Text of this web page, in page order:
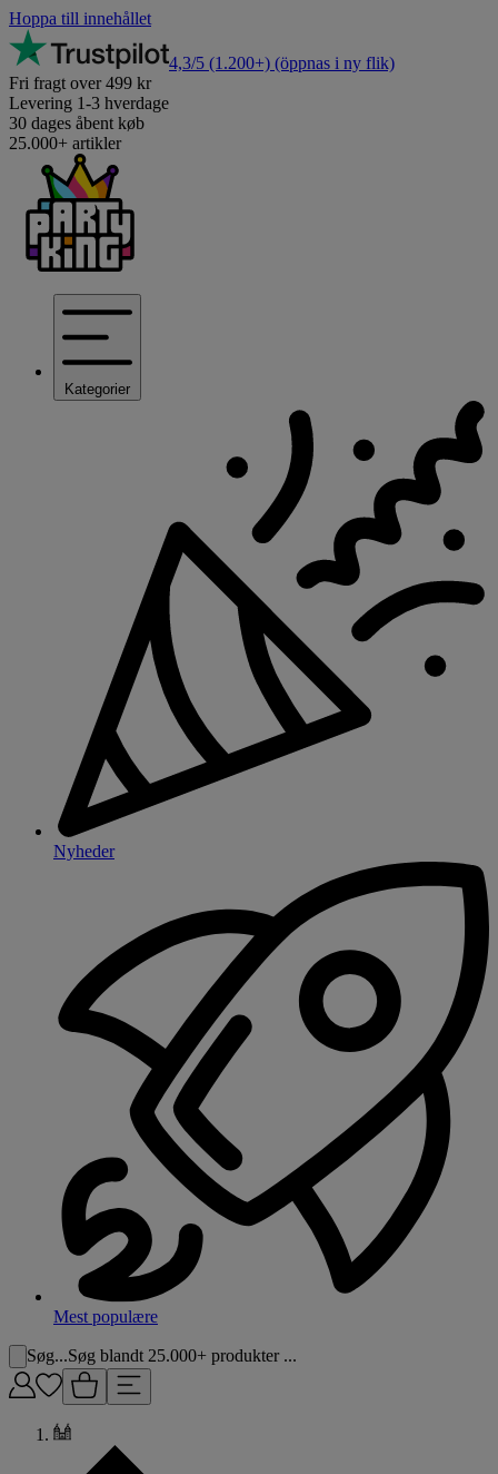
Hoppa till innehållet
4,3/5 (1.200+) (öppnas i ny flik)
Fri fragt over 499 kr
Levering 1-3 hverdage
30 dages åbent køb
25.000+ artikler
Kategorier
Nyheder
Mest populære
Søg...Søg blandt 25.000+ produkter ...